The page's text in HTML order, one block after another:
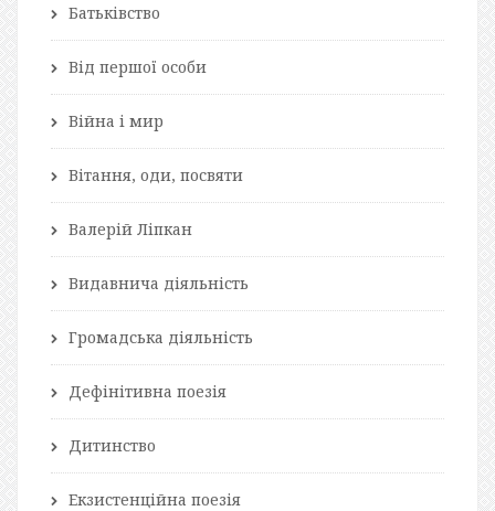
Батьківство
Від першої особи
Війна і мир
Вітання, оди, посвяти
Валерій Ліпкан
Видавнича діяльність
Громадська діяльність
Дефінітивна поезія
Дитинство
Екзистенційна поезія